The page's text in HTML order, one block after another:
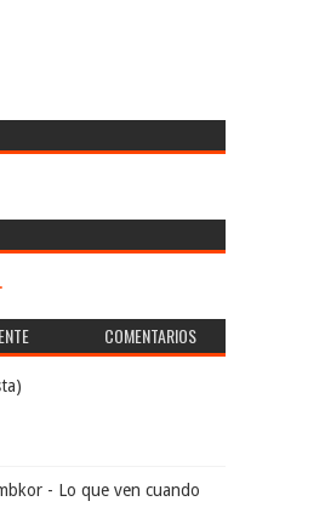
COMENTARIOS
- Lo que ven cuando